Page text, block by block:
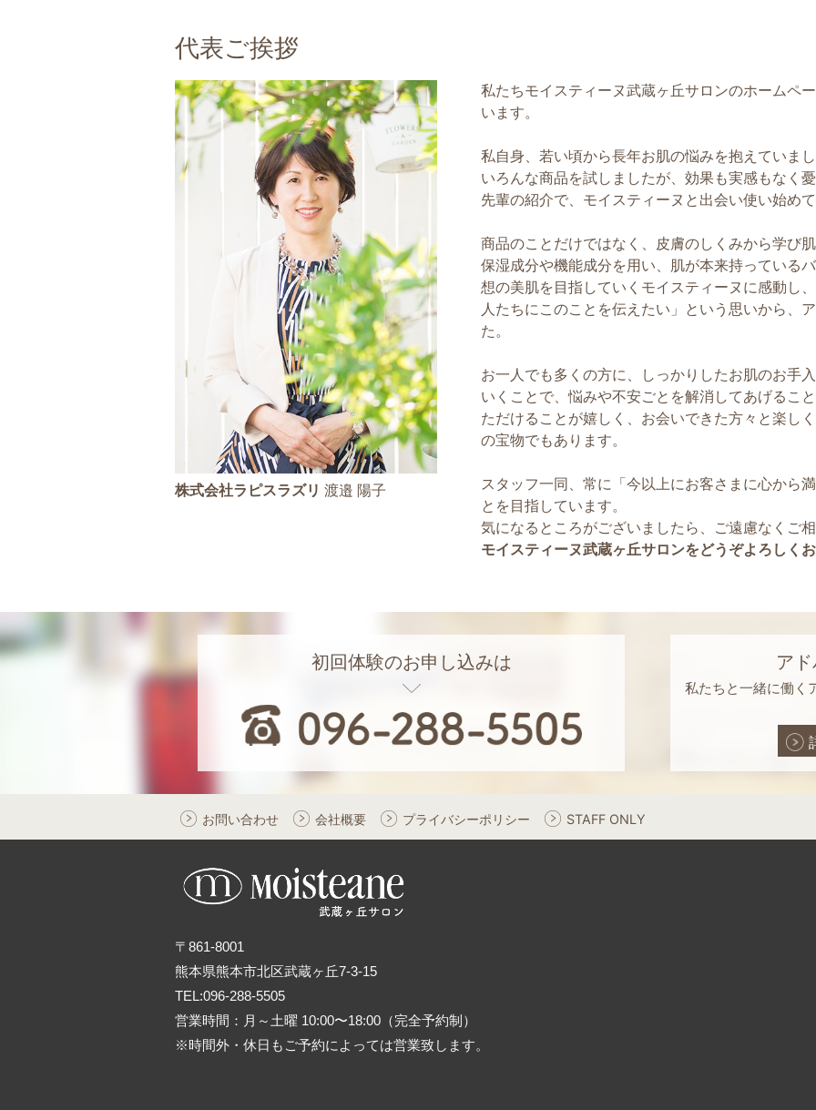
代表ご挨拶
株式会社ラピスラズリ 渡邉 陽子
私たちモイスティーヌ武蔵ヶ丘サロンのホームペ
います。
私自身、若い頃から長年お肌の悩みを抱えていまし
いろんな商品を試しましたが、効果も実感もなく
先輩の紹介で、モイスティーヌと出会い使い始め
商品のことだけではなく、皮膚のしくみから学び
保湿成分や機能成分を用い、肌が本来持っている
想の美肌を目指していくモイスティーヌに感動し
人たちにこのことを伝えたい」という思いから、
た。
お一人でも多くの方に、しっかりしたお肌のお手
いくことで、悩みや不安ごとを解消してあげるこ
ただけることが嬉しく、お会いできた方々と楽し
の宝物でもあります。
スタッフ一同、常に「今以上にお客さまに心から
とを目指しています。
気になるところがございましたら、ご遠慮なくご相
モイスティーヌ武蔵ヶ丘サロンをどうぞよろしくお
初回体験のお申し込みは ア
私たちと一緒に働く
お問い合わせ 会社概要 プライバシーポリシー STAFF ONLY
〒861-8001
熊本県熊本市北区武蔵ヶ丘7-3-15
TEL:096-288-5505
営業時間：月～土曜 10:00〜18:00（完全予約制）
※時間外・休日もご予約によっては営業致します。